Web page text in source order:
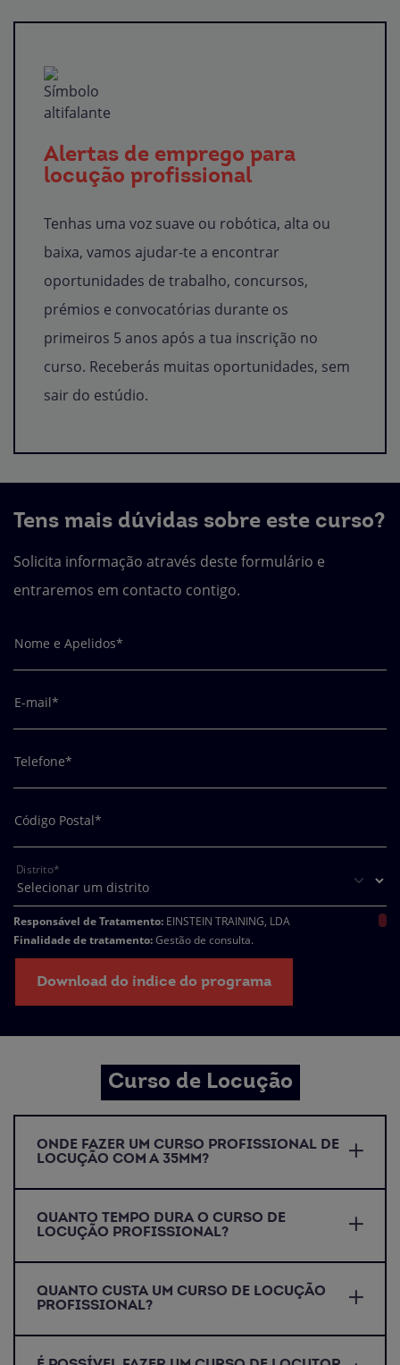
Alertas de emprego para
locução profissional
Tenhas uma voz suave ou robótica, alta ou
baixa, vamos ajudar-te a encontrar
oportunidades de trabalho, concursos,
prémios e convocatórias durante os
primeiros 5 anos após a tua inscrição no
curso. Receberás muitas oportunidades, sem
sair do estúdio.
Tens mais dúvidas sobre este curso?
Solicita informação através deste formulário e
entraremos em contacto contigo.
Nome e Apelidos*
E-mail*
Telefone*
Código Postal*
Distrito*
Responsável de Tratamento: EINSTEIN TRAINING, LDA
Finalidade de tratamento:Gestão de consulta.
Encarregado da Proteção de Dados:dpo@northius.com
Destinatários:Nenhum dado será transferido, exceto por obrigação legal. /
Direitos: aceder, retificar e excluir os dados, bem como outros direitos,
conforme o explicito naPolítica de Privacidade.
Download do índice do programa
Curso de Locução
ONDE FAZER UM CURSO PROFISSIONAL DE
LOCUÇÃO COM A 35MM?
QUANTO TEMPO DURA O CURSO DE
LOCUÇÃO PROFISSIONAL?
QUANTO CUSTA UM CURSO DE LOCUÇÃO
PROFISSIONAL?